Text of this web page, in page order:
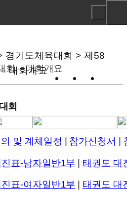
경기도체육대회 >제58
대회개요
회 – 대회개요
회
및 계체일정 참가신청서
표-남자일반1부 | 태권도 대
표-여자일반1부 태권도 대